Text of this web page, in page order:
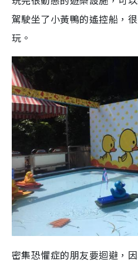
駕駛坐了小黃鴨的遙控船，
玩。
密集恐懼症的朋友要迴避，